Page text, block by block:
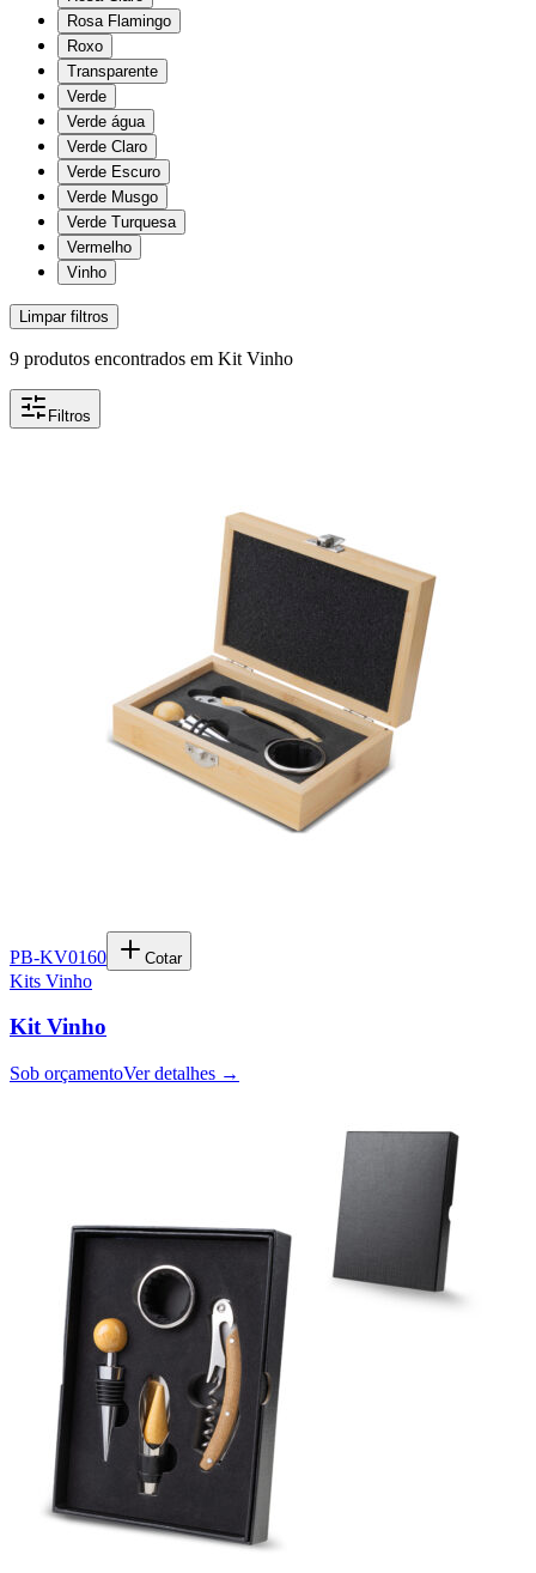
Rosa Flamingo
Roxo
Transparente
Verde
Verde água
Verde Claro
Verde Escuro
Verde Musgo
Verde Turquesa
Vermelho
Vinho
Limpar filtros
9 produtos encontrados em Kit Vinho
Filtros
PB-KV0160 Cotar
Kits Vinho
Kit Vinho
Sob orçamentoVer detalhes →